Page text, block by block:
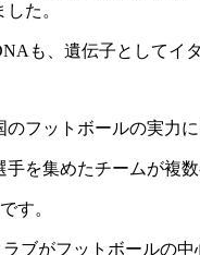
た。
も、遺伝子としてイ
フットボールの実力
を集めたチームが複
す。
がフットボールの